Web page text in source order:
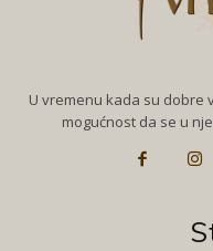
U vremenu kada su dobre
mogućnost da se u